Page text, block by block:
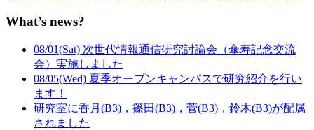
What’s news?
08/01(Sat) 次世代情報通信研究討論会（傘寿記念交流
会）実施しました
08/05(Wed) 夏季オープンキャンパスで研究紹介を行い
ます！
研究室に香月(B3)，篠田(B3)，菅(B3)，鈴木(B3)が配属
されました